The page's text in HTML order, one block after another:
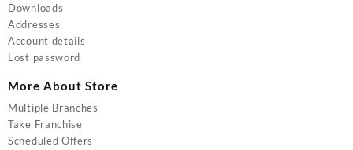
Downloads
Addresses
Account details
Lost password
More About Store
Multiple Branches
Take Franchise
Scheduled Offers